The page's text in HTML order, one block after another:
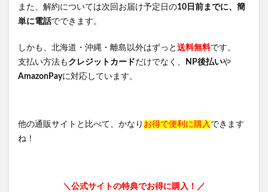
また、解約については次回お届け予定日の10日前までに、簡
単に電話でできます。
しかも、北海道・沖縄・離島以外はずっと 送料無料です。
支払い方法も クレジットカードだけでなく、 NP後払いや
AmazonPayに対応しています。
他の通販サイトと比べて、かなり お得で便利に購入 できます
ね！
＼公式サイトの特典でお得に購入！／